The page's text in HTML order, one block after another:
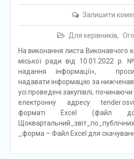
Залишити
Для керівників,
На виконання листа Виконавчого
міської ради від 10.01.2022
надання інформації»,
надавати інформацію за
усі проведені закупівлі,
електронну адресу
форматі Excel (файл
_форма – Файл Excel для